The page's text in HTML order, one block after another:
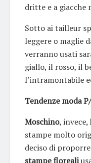
dritte e a giacche
Sotto ai tailleur
leggere o maglie
verranno usati
giallo, il rosso, il
l’intramontabile
Tendenze moda
Moschino,
stampe molto
deciso di
stampe floreali